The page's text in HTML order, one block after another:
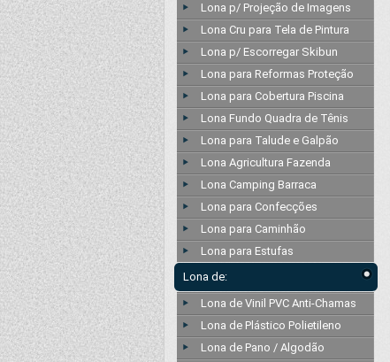
Lona p/ Projeção de Imagens
Lona Cru para Tela de Pintura
Lona p/ Escorregar Skibun
Lona para Reformas Proteção
Lona para Cobertura Piscina
Lona Fundo Quadra de Tênis
Lona para Talude e Galpão
Lona Agricultura Fazenda
Lona Camping Barraca
Lona para Confecções
Lona para Caminhão
Lona para Estufas
Lona de:
Lona de Vinil PVC Anti-Chamas
Lona de Plástico Polietileno
Lona de Pano / Algodão